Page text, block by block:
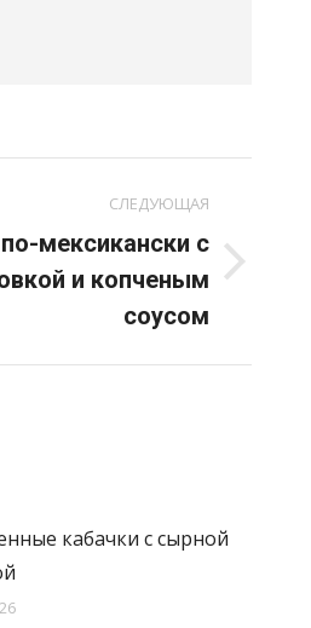
СЛЕДУЮЩАЯ
мексикански с
и копченым
соусом
кабачки с сырной